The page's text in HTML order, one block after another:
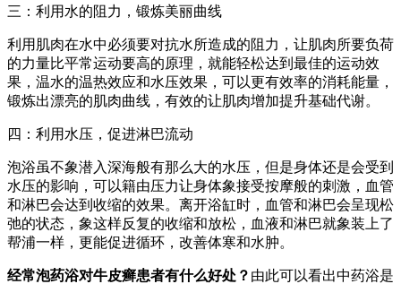
三：利用水的阻力，锻炼美丽曲线
利用肌肉在水中必须要对抗水所造成的阻力，让肌肉所要负荷
的力量比平常运动要高的原理，就能轻松达到最佳的运动效
果，温水的温热效应和水压效果，可以更有效率的消耗能量，
锻炼出漂亮的肌肉曲线，有效的让肌肉增加提升基础代谢。
四：利用水压，促进淋巴流动
泡浴虽不象潜入深海般有那么大的水压，但是身体还是会受到
水压的影响，可以籍由压力让身体象接受按摩般的刺激，血管
和淋巴会达到收缩的效果。离开浴缸时，血管和淋巴会呈现松
弛的状态，象这样反复的收缩和放松，血液和淋巴就象装上了
帮浦一样，更能促进循环，改善体寒和水肿。
经常泡药浴对牛皮癣患者有什么好处？ 由此可以看出中药浴是